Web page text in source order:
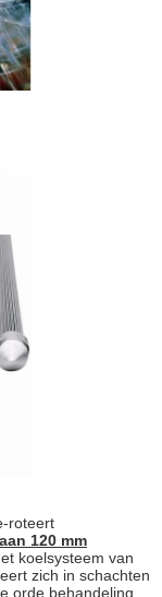
roteert
120 mm
koelsysteem van
zich in schachten
orde behandeling